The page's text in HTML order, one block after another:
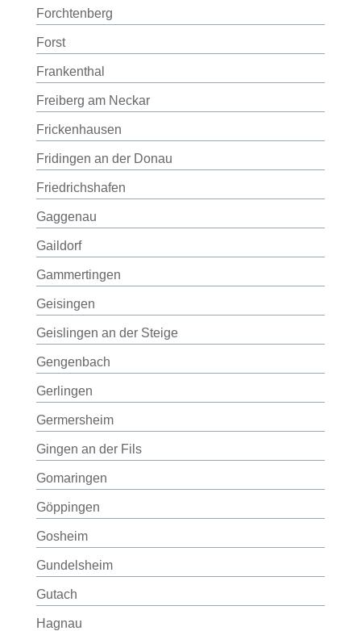
Forchtenberg
Forst
Frankenthal
Freiberg am Neckar
Frickenhausen
Fridingen an der Donau
Friedrichshafen
Gaggenau
Gaildorf
Gammertingen
Geisingen
Geislingen an der Steige
Gengenbach
Gerlingen
Germersheim
Gingen an der Fils
Gomaringen
Göppingen
Gosheim
Gundelsheim
Gutach
Hagnau